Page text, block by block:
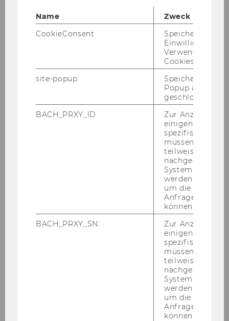
Eckdaten
Fläche
1.112 m²
Forum LC
mobile Rampe zur
barrierefreien Erreichbarkeit des
Podiums benötigt, muss dies bei
Raumanfrage bzw. -buchung
bekannt gegeben werden (siehe
Name
Zweck
CookieConsent
Speichert Ihre
Einwilligung zur
Verwendung von
Cookies.
site-popup
Speichert ob ein
Popup
geschlossen
BACH_PRXY_ID
Zur Anzeige von
einigen WU-
spezifischen
müssen
teilweise von
nachgelagerten
System
werden.
um die Antwort
Anfrage
können.
BACH_PRXY_SN
Zur Anzeige von
einigen WU-
spezifischen
müssen
teilweise von
nachgelagerten
System
werden.
um die Antwort
Anfrage
können.